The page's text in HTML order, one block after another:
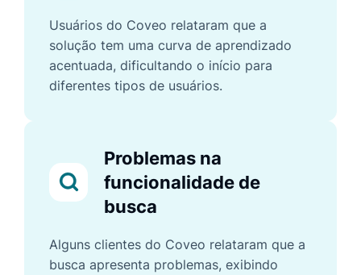
Usuários do Coveo relataram que a
solução tem uma curva de aprendizado
acentuada, dificultando o início para
diferentes tipos de usuários.
Problemas na
funcionalidade de
busca
Alguns clientes do Coveo relataram que a
busca apresenta problemas, exibindo